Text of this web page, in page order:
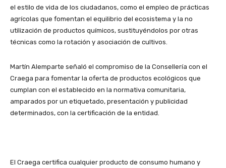
el estilo de vida de los ciudadanos, como el empleo de prácticas
agrícolas que fomentan el equilibrio del ecosistema y la no
utilización de productos químicos, sustituyéndolos por otras
técnicas como la rotación y asociación de cultivos.
Martín Alemparte señaló el compromiso de la Consellería con el
Craega para fomentar la oferta de productos ecológicos que
cumplan con el establecido en la normativa comunitaria,
amparados por un etiquetado, presentación y publicidad
determinados, con la certificación de la entidad.
El Craega certifica cualquier producto de consumo humano y